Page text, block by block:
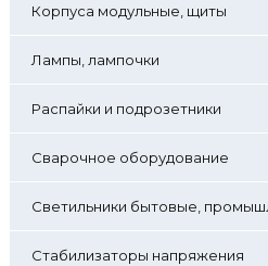
Корпуса модульные, щиты
Лампы, лампочки
Распайки и подрозетники
Сварочное оборудование
Светильники бытовые,
Стабилизаторы напряжения